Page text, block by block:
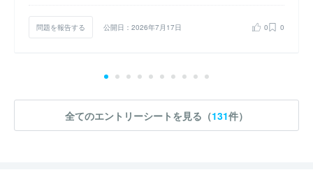
問題を報告する 公開日：2026年7月17日 0 0
全てのエントリーシートを見る（131件）